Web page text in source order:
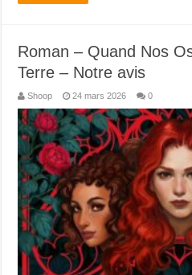
Roman – Quand Nos
Terre – Notre avis
Shoop 24 mars 2026 0